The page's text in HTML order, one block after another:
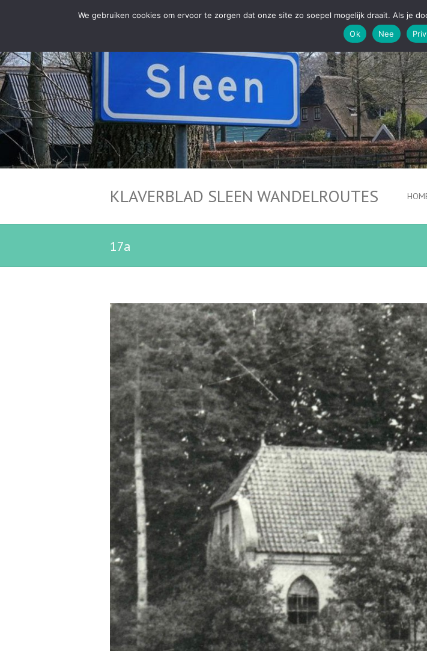
KLAVERBLAD SLEEN WANDELROUTES
17a
We gebruiken cookies om ervoor te zorgen dat onze site zo soepel mogelijk draait. Als je
Ok
Nee